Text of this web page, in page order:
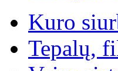
Kuro
Tepalų,